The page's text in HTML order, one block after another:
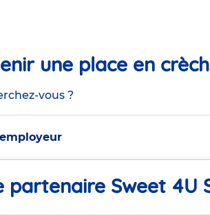
une place en
vous ?
partenaire Sweet 4U